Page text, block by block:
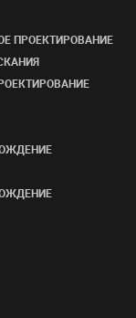
ПРОЕКТИРОВАНИЕ